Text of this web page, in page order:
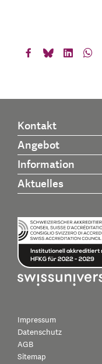
Kontakt
Angebot
Information
Aktuelles
Impressum
Datenschutz
AGB
Sitemap